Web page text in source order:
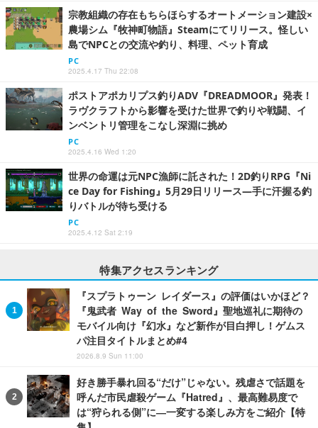
宗教組織の存在もちらほらするオートメーション建設×
農場シム『牧神町物語』Steamにてリリース。怪しい
島でNPCとの交流や釣り、料理、ペット育成
PC
2025.4.17 Thu 22:08
ポストアポカリプス釣りADV『DREADMOOR』発表！
ラヴクラフトから影響を受けた世界で釣りや戦闘、イ
ンベントリ管理をこなし深淵に挑め
PC
2025.4.16 Wed 1:20
世界の命運は元NPC漁師に託された！2D釣りRPG『Ni
ce Day for Fishing』5月29日リリース―手に汗握る釣
りバトルが待ち受ける
PC
2025.4.12 Sat 2:19
特集アクセスランキング
『スプラトゥーン レイダース』の評価はいかほど？
『鬼武者 Way of the Sword』聖地巡礼に期待の
モバイル向け『幻水』など新作が目白押し！ゲムス
パ注目タイトルまとめ#4
2026.8.9 Sun 11:00
好き勝手暴れ回る“だけ”じゃない。残虐さで話題を
呼んだ市民虐殺ゲーム『Hatred』、最高難易度で
は“狩られる側”に―一変する楽しみ方をご紹介【特